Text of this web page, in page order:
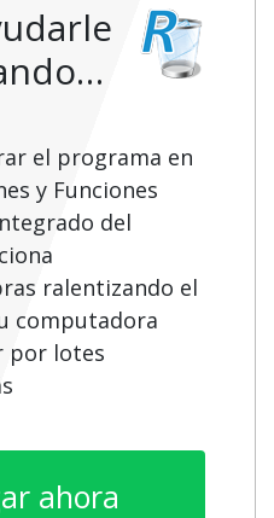
el programa en
y Funciones
del
ralentizando el
computadora
por lotes
ahora